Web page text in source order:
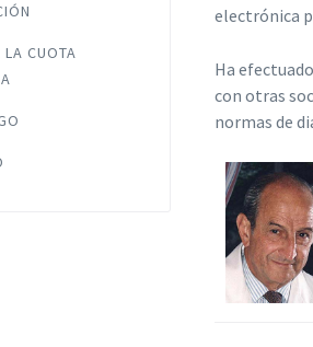
electrónica
Ha
con otras
normas de
CUOTA